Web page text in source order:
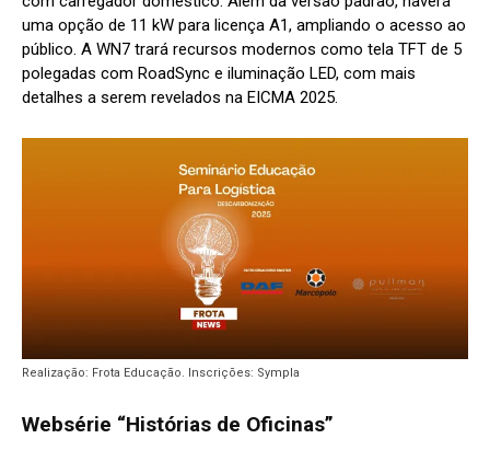
uma opção de 11 kW para licença A1, ampliando o acesso ao
público. A WN7 trará recursos modernos como tela TFT de 5
polegadas com RoadSync e iluminação LED, com mais
detalhes a serem revelados na EICMA 2025.
Realização: Frota Educação. Inscrições: Sympla
Websérie “Histórias de Oficinas”